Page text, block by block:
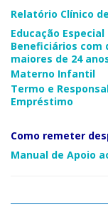
Relatório Clínico
​​Educação
Beneficiários com
maiores de 24
Materno Infantil​​​​
​​Termo e
Empréstimo​
Como remeter
Manual de Apoio